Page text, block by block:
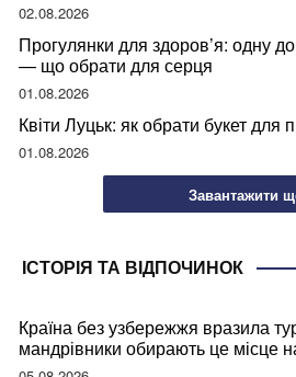
02.08.2026
Прогулянки для здоров’я: одну
— що обрати для серця
01.08.2026
Квіти Луцьк: як обрати букет для
01.08.2026
Завантажити
ІСТОРІЯ ТА ВІДПОЧИНОК
Країна без узбережжя вразила
мандрівники обирають це місце